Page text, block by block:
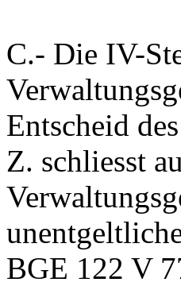
C.- Die IV-
Entscheid
Z. schliesst
BGE 122 V